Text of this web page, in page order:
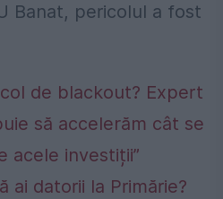
Banat, pericolul a fost
de blackout? Expert
să accelerăm cât se
acele investiții”
ai datorii la Primărie?